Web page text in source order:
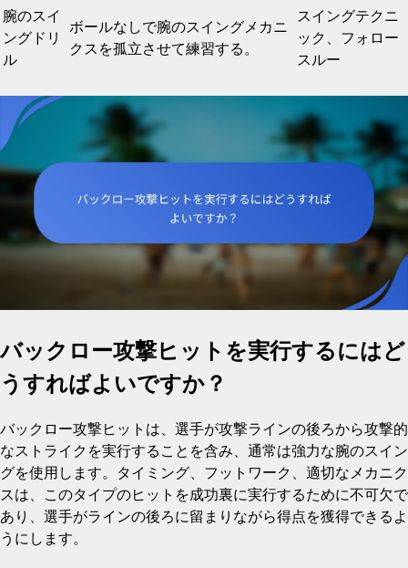
腕のスイ
ングドリ
ル
ボールなしで腕のスイングメカニ
クスを孤立させて練習する。
スイングテクニ
ック、フォロー
スルー
バックロー攻撃ヒットを実行するにはど
うすればよいですか？
バックロー攻撃ヒットは、選手が攻撃ラインの後ろから攻撃的
なストライクを実行することを含み、通常は強力な腕のスイン
グを使用します。タイミング、フットワーク、適切なメカニク
スは、このタイプのヒットを成功裏に実行するために不可欠で
あり、選手がラインの後ろに留まりながら得点を獲得できるよ
うにします。